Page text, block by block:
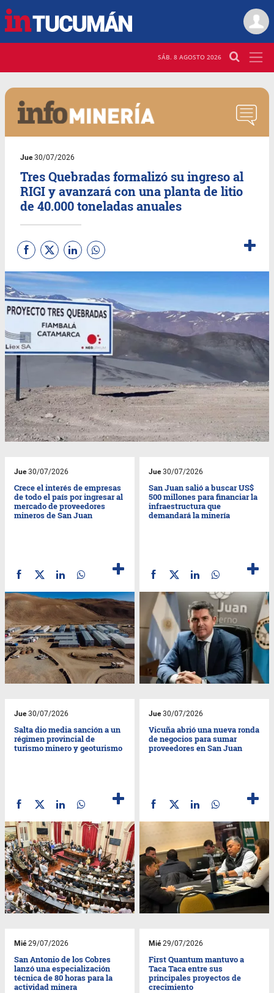
SÁB. 8 AGOSTO 2026
Jue30/07/2026
Tres Quebradas formalizó su ingreso al
RIGI y avanzará con una planta de litio
de 40.000 toneladas anuales
Jue30/07/2026
Crece el interés de empresas
de todo el país por ingresar al
mercado de proveedores
mineros de San Juan
Jue30/07/2026
San Juan salió a buscar US$
500 millones para financiar la
infraestructura que
demandará la minería
Jue30/07/2026
Salta dio media sanción a un
régimen provincial de
turismo minero y geoturismo
Jue30/07/2026
Vicuña abrió una nueva ronda
de negocios para sumar
proveedores en San Juan
Mié29/07/2026
San Antonio de los Cobres
lanzó una especialización
técnica de 80 horas para la
actividad minera
Mié29/07/2026
First Quantum mantuvo a
Taca Taca entre sus
principales proyectos de
crecimiento